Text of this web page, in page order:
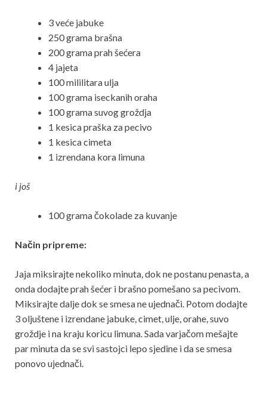
3 veće jabuke
250 grama brašna
200 grama prah šećera
4 jajeta
100 mililitara ulja
100 grama iseckanih oraha
100 grama suvog groždja
1 kesica praška za pecivo
1 kesica cimeta
1 izrendana kora limuna
i još
100 grama čokolade za kuvanje
Način pripreme:
Jaja miksirajte nekoliko minuta, dok ne postanu penasta, a
onda dodajte prah šećer i brašno pomešano sa pecivom.
Miksirajte dalje dok se smesa ne ujednači. Potom dodajte
3 oljuštene i izrendane jabuke, cimet, ulje, orahe, suvo
groždje i na kraju koricu limuna. Sada varjačom mešajte
par minuta da se svi sastojci lepo sjedine i da se smesa
ponovo ujednači.